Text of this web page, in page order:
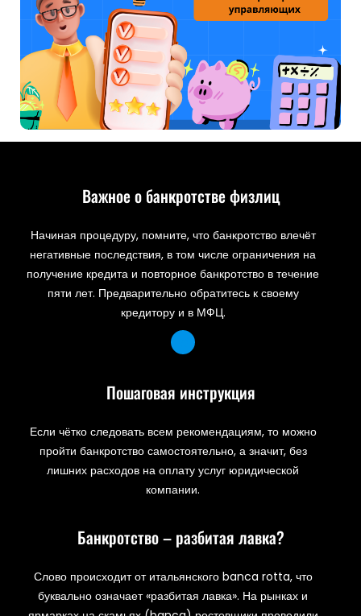
Важное о банкротстве физлиц
Начиная процедуру, помните, что банкротство влечёт
негативные последствия, в том числе ограничения на
получение кредита и повторное банкротство в течение
пяти лет. Предварительно обратитесь к своему
кредитору и в МФЦ.
Пошаговая инструкция
Если чётко следовать всем рекомендациям, то можно
пройти банкротство самостоятельно, а значит, без
лишних расходов на оплату услуг юридической
компании.
Банкротство – разбитая лавка?
Слово происходит от итальянского banca rotta, что
буквально означает «разбитая лавка». На рынках и